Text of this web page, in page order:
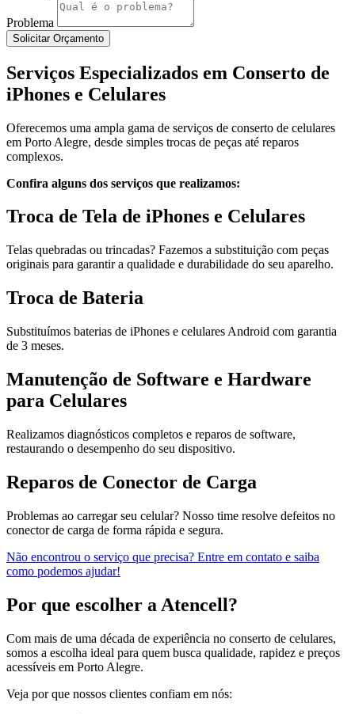
Problema
Solicitar Orçamento
Serviços Especializados em Conserto de
iPhones e Celulares
Oferecemos uma ampla gama de serviços de conserto de celulares
em Porto Alegre, desde simples trocas de peças até reparos
complexos.
Confira alguns dos serviços que realizamos:
Troca de Tela de iPhones e Celulares
Telas quebradas ou trincadas? Fazemos a substituição com peças
originais para garantir a qualidade e durabilidade do seu aparelho.
Troca de Bateria
Substituímos baterias de iPhones e celulares Android com garantia
de 3 meses.
Manutenção de Software e Hardware
para Celulares
Realizamos diagnósticos completos e reparos de software,
restaurando o desempenho do seu dispositivo.
Reparos de Conector de Carga
Problemas ao carregar seu celular? Nosso time resolve defeitos no
conector de carga de forma rápida e segura.
Não encontrou o serviço que precisa? Entre em contato e saiba
como podemos ajudar!
Por que escolher a Atencell?
Com mais de uma década de experiência no conserto de celulares,
somos a escolha ideal para quem busca qualidade, rapidez e preços
acessíveis em Porto Alegre.
Veja por que nossos clientes confiam em nós: